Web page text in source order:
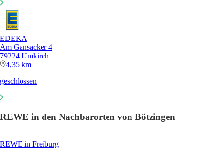
EDEKA
Am Gansacker 4
79224 Umkirch
4,35 km
geschlossen
REWE in den Nachbarorten von Bötzingen
REWE in Freiburg